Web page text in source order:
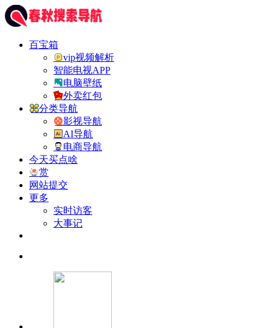
百宝箱
vip视频解析
智能电视APP
电脑壁纸
外卖红包
分类导航
影视导航
AI导航
电商导航
今天买点啥
赏
网站提交
更多
实时访客
大事记